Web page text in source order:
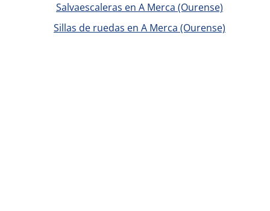
Salvaescaleras en A Merca (Ourense)
Sillas de ruedas en A Merca (Ourense)